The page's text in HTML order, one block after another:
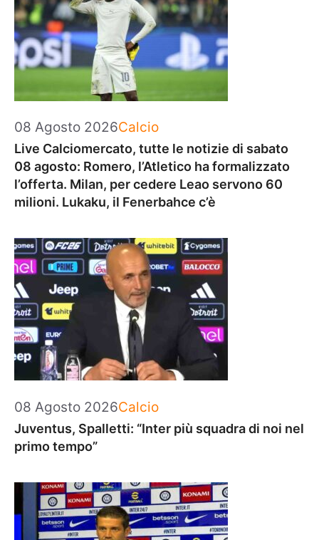
08 Agosto 2026Categorie
Calcio
Live Calciomercato, tutte le notizie di sabato
08 agosto: Romero, l’Atletico ha formalizzato
l’offerta. Milan, per cedere Leao servono 60
milioni. Lukaku, il Fenerbahce c’è
08 Agosto 2026Categorie
Calcio
Juventus, Spalletti: “Inter più squadra di noi nel
primo tempo”